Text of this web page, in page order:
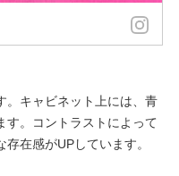
。キャビネット上には、青
す。コントラストによって
在感がUPしています。